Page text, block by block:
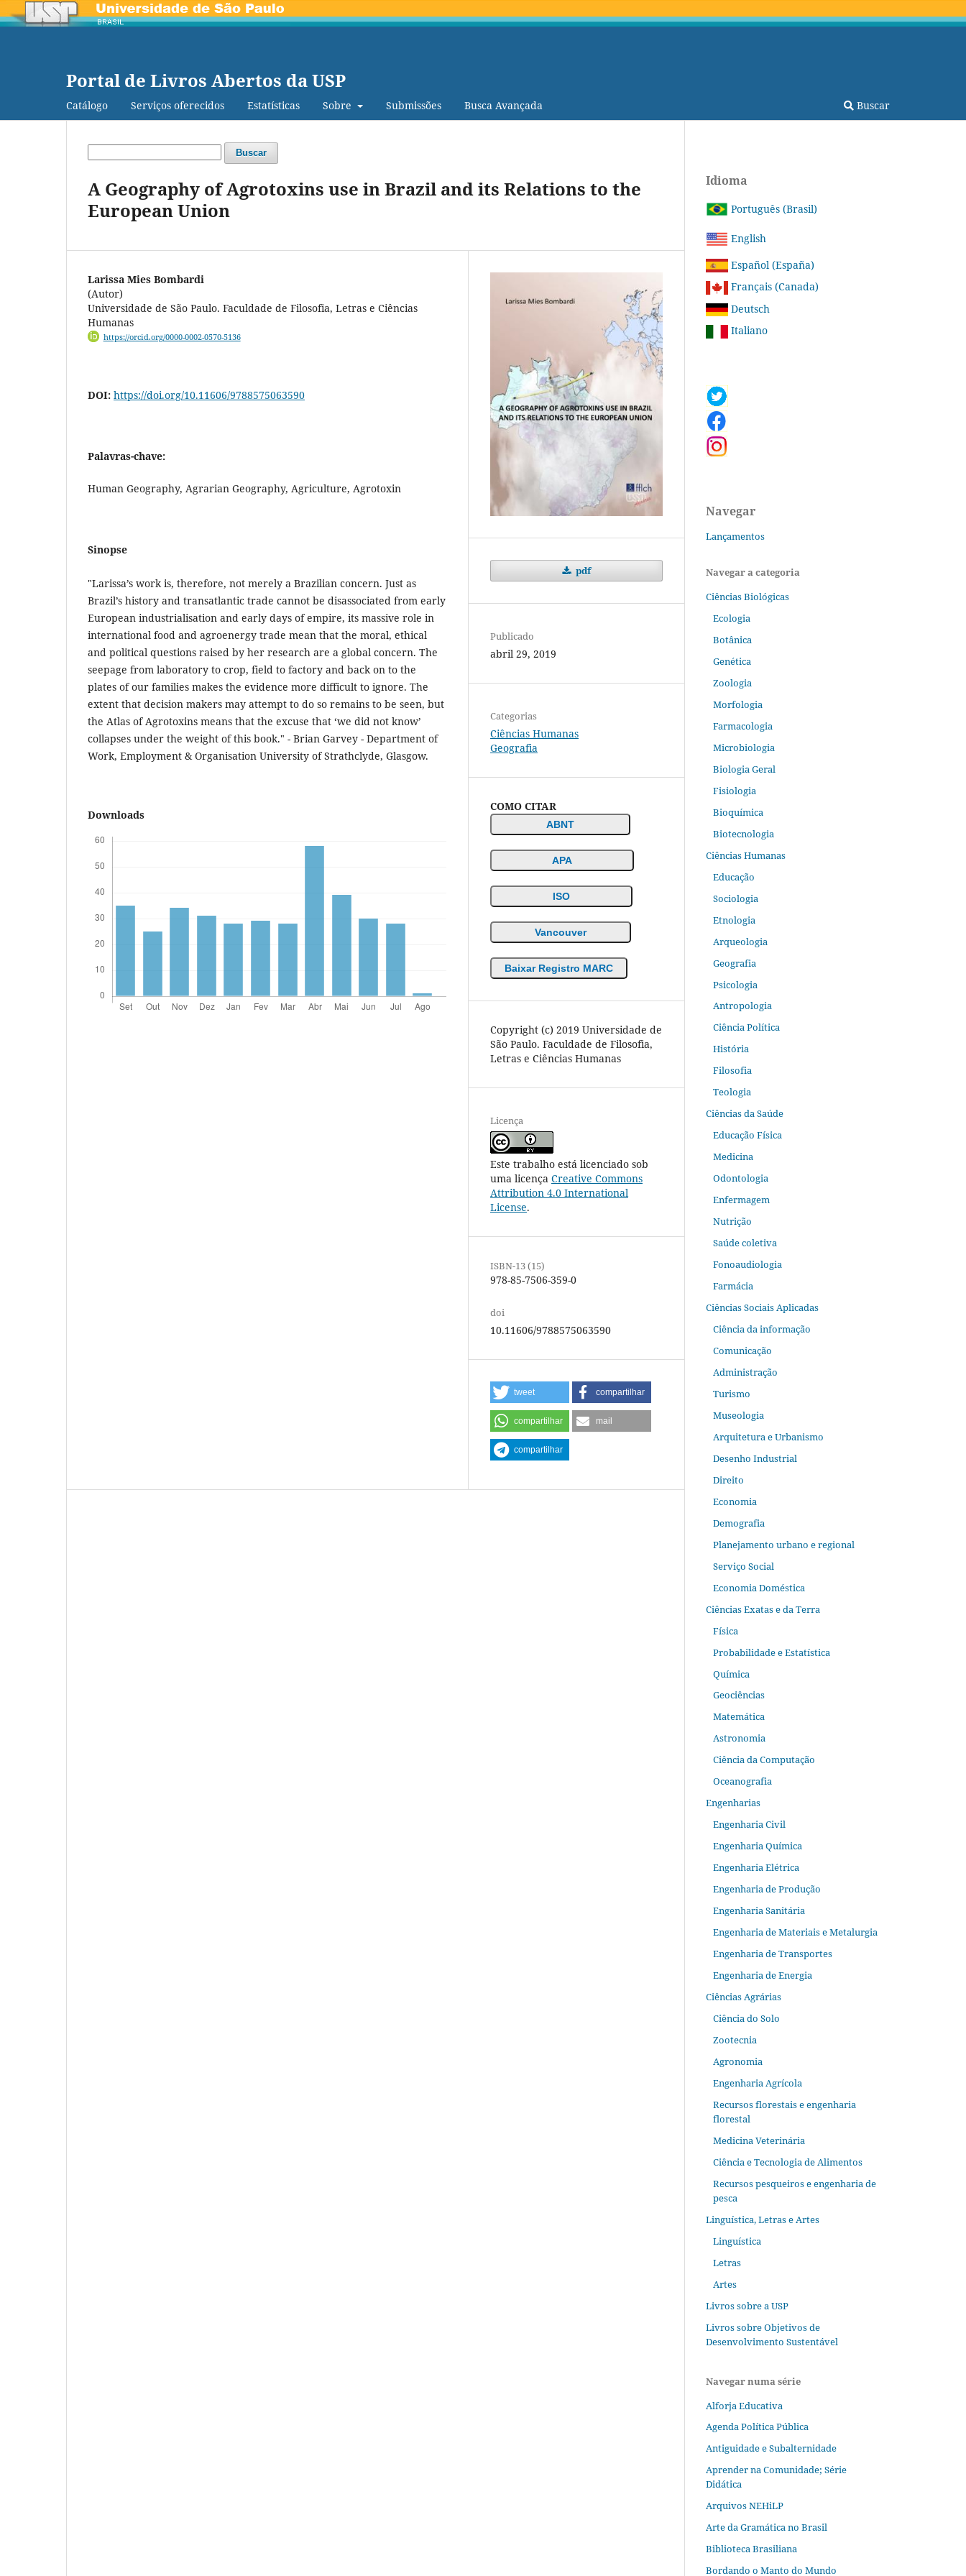
Portal de Livros Abertos da USP
Catálogo Serviços oferecidos Estatísticas Sobre Submissões Busca Avançada Buscar
Buscar
A Geography of Agrotoxins use in Brazil and its Relations to the
European Union
Larissa Mies Bombardi
(Autor)
Universidade de São Paulo. Faculdade de Filosofia, Letras e Ciências
Humanas
https://orcid.org/0000-0002-0570-5136
DOI: https://doi.org/10.11606/9788575063590
Palavras-chave:
Human Geography, Agrarian Geography, Agriculture, Agrotoxin
Sinopse
"Larissa’s work is, therefore, not merely a Brazilian concern. Just as
Brazil’s history and transatlantic trade cannot be disassociated from early
European industrialisation and early days of empire, its massive role in
international food and agroenergy trade mean that the moral, ethical
and political questions raised by her research are a global concern. The
seepage from laboratory to crop, field to factory and back on to the
plates of our families makes the evidence more difficult to ignore. The
extent that decision makers may attempt to do so remains to be seen, but
the Atlas of Agrotoxins means that the excuse that ‘we did not know’
collapses under the weight of this book." - Brian Garvey - Department of
Work, Employment & Organisation University of Strathclyde, Glasgow.
Downloads
pdf
Publicado
abril 29, 2019
Categorias
Ciências Humanas
Geografia
COMO CITAR
ABNT
APA
ISO
Vancouver
Baixar Registro MARC
Copyright (c) 2019 Universidade de
São Paulo. Faculdade de Filosofia,
Letras e Ciências Humanas
Licença
Este trabalho está licenciado sob
uma licença Creative Commons
Attribution 4.0 International
License.
ISBN-13 (15)
978-85-7506-359-0
doi
10.11606/9788575063590
tweet compartilhar
compartilhar mail
compartilhar
Idioma
Português (Brasil)
English
Español (España)
Français (Canada)
Deutsch
Italiano
Navegar
Lançamentos
Navegar a categoria
Ciências Biológicas
Ecologia
Botânica
Genética
Zoologia
Morfologia
Farmacologia
Microbiologia
Biologia Geral
Fisiologia
Bioquímica
Biotecnologia
Ciências Humanas
Educação
Sociologia
Etnologia
Arqueologia
Geografia
Psicologia
Antropologia
Ciência Política
História
Filosofia
Teologia
Ciências da Saúde
Educação Física
Medicina
Odontologia
Enfermagem
Nutrição
Saúde coletiva
Fonoaudiologia
Farmácia
Ciências Sociais Aplicadas
Ciência da informação
Comunicação
Administração
Turismo
Museologia
Arquitetura e Urbanismo
Desenho Industrial
Direito
Economia
Demografia
Planejamento urbano e regional
Serviço Social
Economia Doméstica
Ciências Exatas e da Terra
Física
Probabilidade e Estatística
Química
Geociências
Matemática
Astronomia
Ciência da Computação
Oceanografia
Engenharias
Engenharia Civil
Engenharia Química
Engenharia Elétrica
Engenharia de Produção
Engenharia Sanitária
Engenharia de Materiais e Metalurgia
Engenharia de Transportes
Engenharia de Energia
Ciências Agrárias
Ciência do Solo
Zootecnia
Agronomia
Engenharia Agrícola
Recursos florestais e engenharia
florestal
Medicina Veterinária
Ciência e Tecnologia de Alimentos
Recursos pesqueiros e engenharia de
pesca
Linguística, Letras e Artes
Linguística
Letras
Artes
Livros sobre a USP
Livros sobre Objetivos de
Desenvolvimento Sustentável
Navegar numa série
Alforja Educativa
Agenda Política Pública
Antiguidade e Subalternidade
Aprender na Comunidade; Série
Didática
Arquivos NEHiLP
Arte da Gramática no Brasil
Biblioteca Brasiliana
Bordando o Manto do Mundo